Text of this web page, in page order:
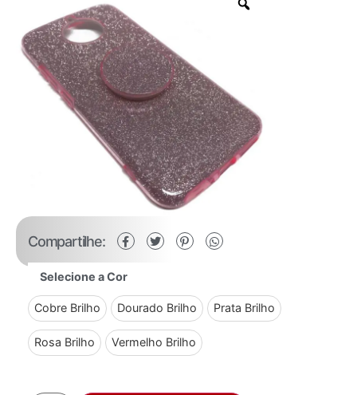
Compartilhe:
Selecione a Cor
Cobre Brilho Dourado Brilho Prata Brilho
Rosa Brilho Vermelho Brilho